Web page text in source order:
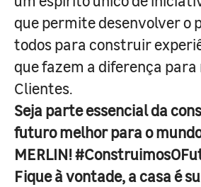
que permite desenvolver o
todos para construir
que fazem a diferença
Clientes.
Seja parte essencial da
futuro melhor para o
MERLIN!
Fique à vontade, a casa é